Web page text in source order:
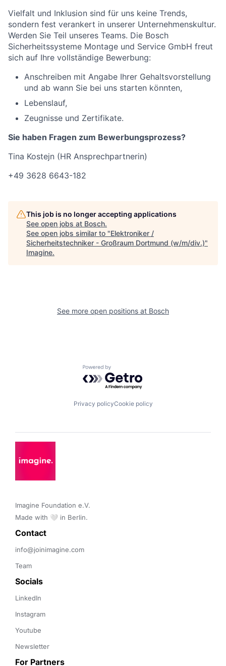
Vielfalt und Inklusion sind für uns keine Trends,
sondern fest verankert in unserer Unternehmenskultur.
Werden Sie Teil unseres Teams. Die Bosch
Sicherheitssysteme Montage und Service GmbH freut
sich auf Ihre vollständige Bewerbung:
Anschreiben mit Angabe Ihrer Gehaltsvorstellung
und ab wann Sie bei uns starten könnten,
Lebenslauf,
Zeugnisse und Zertifikate.
Sie haben Fragen zum Bewerbungsprozess?
Tina Kostejn (HR Ansprechpartnerin)
+49 3628 6643-182
This job is no longer accepting applications
See open jobs at Bosch.
See open jobs similar to "Elektroniker /
Sicherheitstechniker - Großraum Dortmund (w/m/div.)"
Imagine.
See more open positions at Bosch
Powered by Getro.com
Privacy policyCookie policy
Imagine Foundation e.V.
Made with 🤍 in Berlin.
Contact
info@joinimagine.com
Team
Socials
LinkedIn
Instagram
Youtube
Newsletter
For Partners